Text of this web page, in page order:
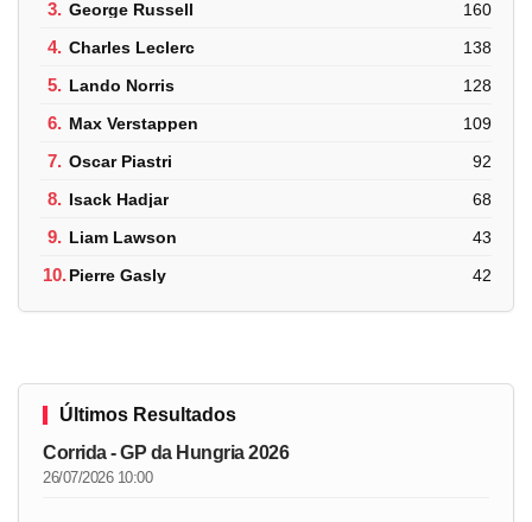
3. George Russell 160
4. Charles Leclerc 138
5. Lando Norris 128
6. Max Verstappen 109
7. Oscar Piastri 92
8. Isack Hadjar 68
9. Liam Lawson 43
10.Pierre Gasly 42
Últimos Resultados
Corrida - GP da Hungria 2026
26/07/2026 10:00